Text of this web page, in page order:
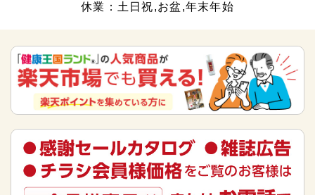
休業：土日祝,お盆,年末年始